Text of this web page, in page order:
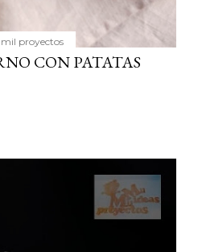
mil proyectos
CON PATATAS